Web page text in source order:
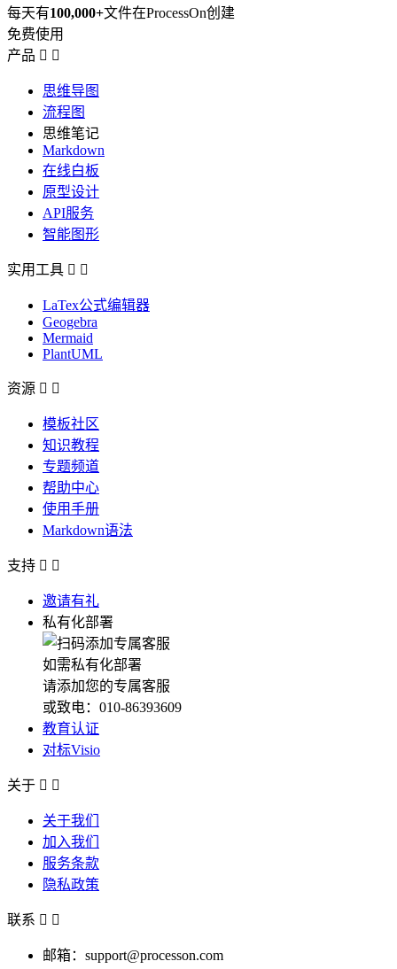
每天有100,000+文件在ProcessOn创建
免费使用
产品  
思维导图
流程图
思维笔记
Markdown
在线白板
原型设计
API服务
智能图形
实用工具  
LaTex公式编辑器
Geogebra
Mermaid
PlantUML
资源  
模板社区
知识教程
专题频道
帮助中心
使用手册
Markdown语法
支持  
邀请有礼
私有化部署
如需私有化部署
请添加您的专属客服
或致电：010-86393609
教育认证
对标Visio
关于  
关于我们
加入我们
服务条款
隐私政策
联系  
邮箱：support@processon.com